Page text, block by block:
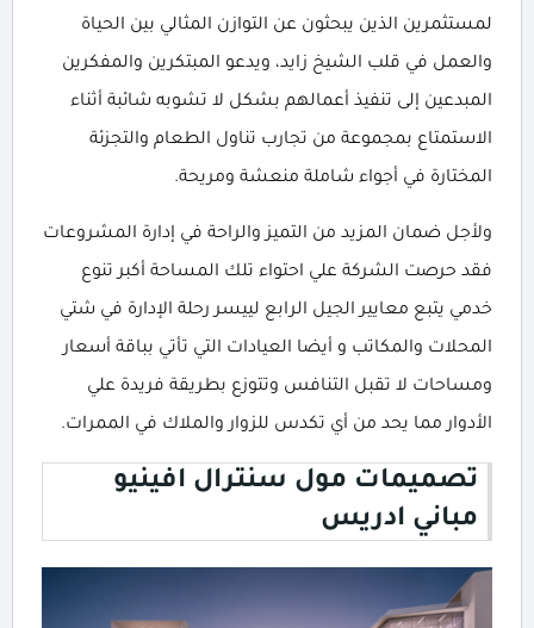
لمستثمرين الذين يبحثون عن التوازن المثالي بين الحياة
والعمل في قلب الشيخ زايد، ويدعو المبتكرين والمفكرين
المبدعين إلى تنفيذ أعمالهم بشكل لا تشوبه شائبة أثناء
الاستمتاع بمجموعة من تجارب تناول الطعام والتجزئة
المختارة في أجواء شاملة منعشة ومريحة.
ولأجل ضمان المزيد من التميز والراحة في إدارة المشروعات
فقد حرصت الشركة علي احتواء تلك المساحة أكبر تنوع
خدمي يتبع معايير الجيل الرابع لييسر رحلة الإدارة في شتي
المحلات والمكاتب و أيضا العيادات التي تأتي بباقة أسعار
ومساحات لا تقبل التنافس وتتوزع بطريقة فريدة علي
الأدوار مما يحد من أي تكدس للزوار والملاك في الممرات.
تصميمات مول سنترال افينيو
مباني ادريس